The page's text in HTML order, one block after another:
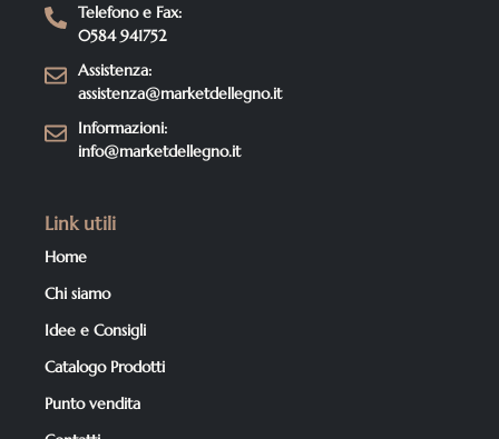
Telefono e Fax:
0584 941752
Assistenza:
assistenza@marketdellegno.it
Informazioni:
info@marketdellegno.it
Link utili
Home
Chi siamo
Idee e Consigli
Catalogo Prodotti
Punto vendita